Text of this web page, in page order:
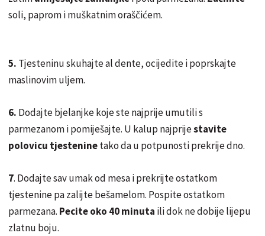
soli, paprom i muškatnim oraščićem.
5. Tjesteninu skuhajte al dente, ocijedite i poprskajte
maslinovim uljem.
6. Dodajte bjelanjke koje ste najprije umutili s
parmezanom i pomiješajte. U kalup najprijestavite
polovicu tjesteninetako da u potpunosti prekrije dno.
7. Dodajte sav umak od mesa i prekrijte ostatkom
tjestenine pa zalijte bešamelom. Pospite ostatkom
parmezana. Pecite oko 40 minuta ili dok ne dobije lijepu
zlatnu boju.